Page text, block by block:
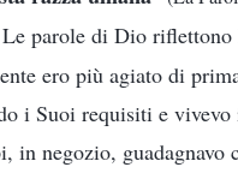
parole di Dio riflettono
ero più agiato di
i Suoi requisiti e
in negozio, guadagnavo